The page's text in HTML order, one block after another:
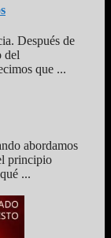
Después de
del
que ...
abordamos
principio
...